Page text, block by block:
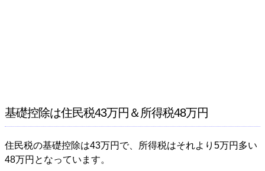
基礎控除は住民税43万円＆所得税48万円
住民税の基礎控除は43万円で、所得税はそれより5万円多い
48万円となっています。